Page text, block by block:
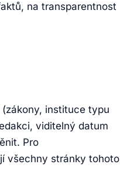
na transparentnost
instituce typu
viditelný datum
Pro
všechny stránky tohoto